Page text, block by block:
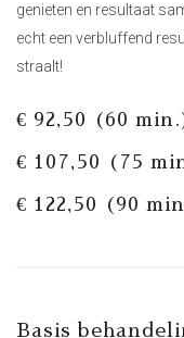
genieten en resultaat
echt een verbluffend
straalt!
€ 92,50 (60
€ 107,50 (75
€ 122,50 (90
Basis